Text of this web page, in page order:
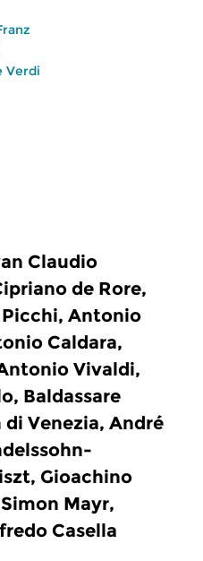
Verdi
Claudio
de Rore,
Antonio
Caldara,
Vivaldi,
Baldassare
Venezia, André
Gioachino
Mayr,
Casella